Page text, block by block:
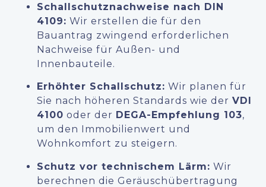
Schallschutznachweise nach DIN
4109: Wir erstellen die für den
Bauantrag zwingend erforderlichen
Nachweise für Außen- und
Innenbauteile.
Erhöhter Schallschutz: Wir planen für
Sie nach höheren Standards wie derVDI
4100 oder der DEGA-Empfehlung 103,
um den Immobilienwert und
Wohnkomfort zu steigern.
Schutz vor technischem Lärm: Wir
berechnen die Geräuschübertragung